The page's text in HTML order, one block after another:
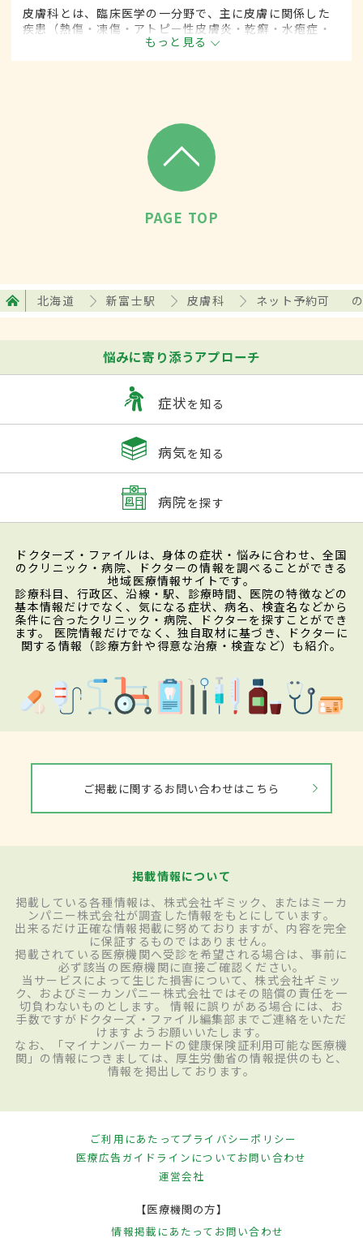
皮膚科とは、臨床医学の一分野で、主に皮膚に関係した
疾患（熱傷・凍傷・アトピー性皮膚炎・乾癬・水疱症・
膠原病・帯状疱疹・肝斑など）に対して、内科的な治療
に加えて、手術的な方法による治療をします。
もっと見る
PAGE TOP
北海道 新富士駅 皮膚科 ネット予約可
悩みに寄り添うアプローチ
症状を知る
病気を知る
病院を探す
ドクターズ・ファイルは、身体の症状・悩みに合わせ、全国
のクリニック・病院、ドクターの情報を調べることができる
地域医療情報サイトです。
診療科目、行政区、沿線・駅、診療時間、医院の特徴などの
基本情報だけでなく、気になる症状、病名、検査名などから
条件に合ったクリニック・病院、ドクターを探すことができ
ます。 医院情報だけでなく、独自取材に基づき、ドクターに
関する情報（診療方針や得意な治療・検査など）も紹介。
ご掲載に関するお問い合わせはこちら
掲載情報について
掲載している各種情報は、株式会社ギミック、またはミーカ
ンパニー株式会社が調査した情報をもとにしています。
出来るだけ正確な情報掲載に努めておりますが、内容を完全
に保証するものではありません。
掲載されている医療機関へ受診を希望される場合は、事前に
必ず該当の医療機関に直接ご確認ください。
当サービスによって生じた損害について、株式会社ギミッ
ク、およびミーカンパニー株式会社ではその賠償の責任を一
切負わないものとします。 情報に誤りがある場合には、お
手数ですがドクターズ・ファイル編集部までご連絡をいただ
けますようお願いいたします。
なお、「マイナンバーカードの健康保険証利用可能な医療機
関」の情報につきましては、厚生労働省の情報提供のもと、
情報を掲出しております。
ご利用にあたってプライバシーポリシー
医療広告ガイドラインについてお問い合わせ
運営会社
【医療機関の方】
情報掲載にあたって お問い合わせ